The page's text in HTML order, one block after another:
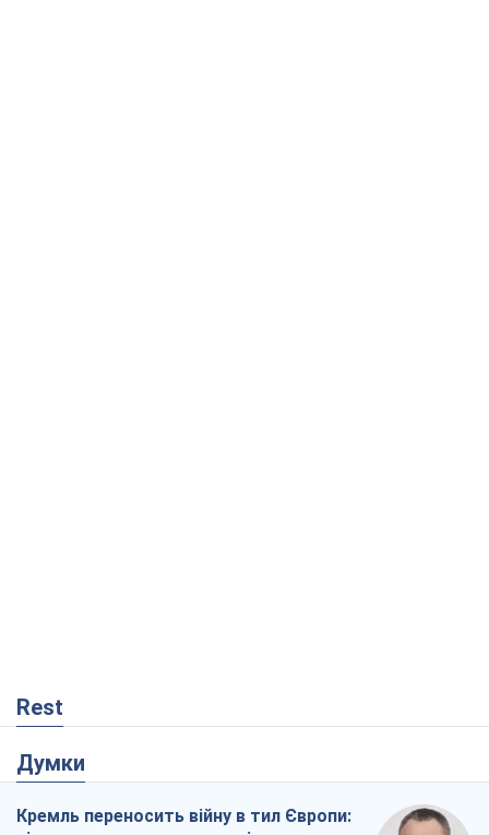
Rest
Думки
Кремль переносить війну в тил Європи: